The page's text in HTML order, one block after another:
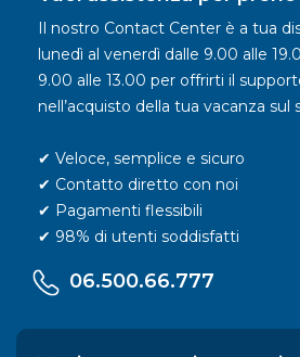
Il nostro Contact Center è a tua
lunedì al venerdì dalle 9.00 alle
9.00 alle 13.00 per offrirti il
nell’acquisto della tua vacanza sul
✔ Veloce, semplice e sicuro
✔ Contatto diretto con noi
✔ Pagamenti flessibili
✔ 98% di utenti soddisfatti
06.500.66.777